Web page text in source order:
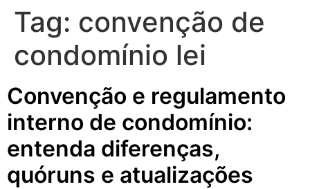
Tag: convenção de
condomínio lei
Convenção e regulamento
interno de condomínio:
entenda diferenças,
quóruns e atualizações